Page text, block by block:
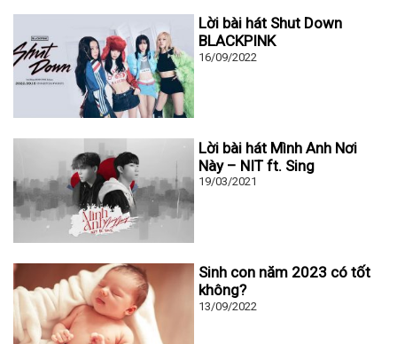
Lời bài hát Shut Down
BLACKPINK
16/09/2022
Lời bài hát Mình Anh Nơi
Này – NIT ft. Sing
19/03/2021
Sinh con năm 2023 có tốt
không?
13/09/2022